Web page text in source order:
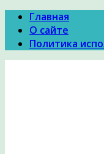
Главная
О сайте
Политика